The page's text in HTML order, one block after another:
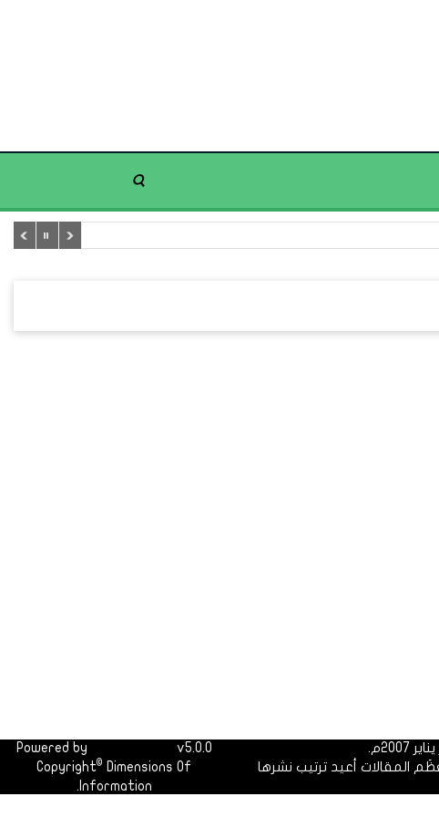
المقالات أعيد ترتيب نشرها
Powered by
v5.0.0
Copyright© Dimensions Of
Information.